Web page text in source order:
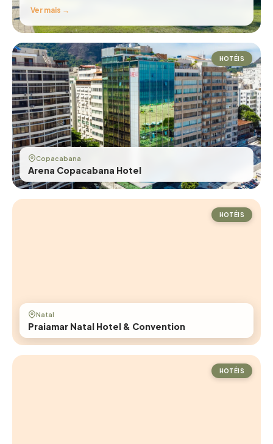
Ver mais →
HOTÉIS
Copacabana
Arena Copacabana Hotel
HOTÉIS
Natal
Praiamar Natal Hotel & Convention
HOTÉIS